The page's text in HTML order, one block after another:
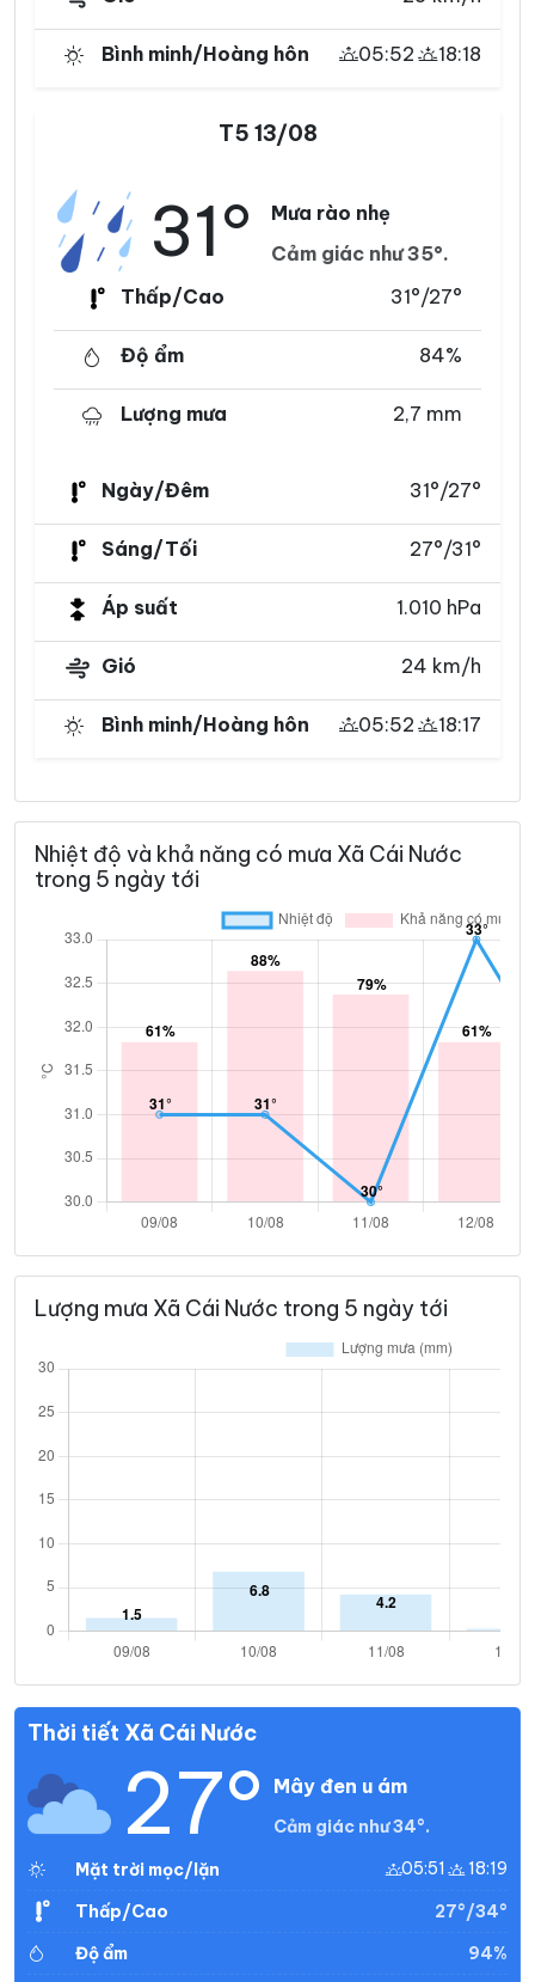
Bình minh/Hoàng hôn 05:52 18:18
T5 13/08
31°
Mưa rào nhẹ
Cảm giác như 35°.
Thấp/Cao
31°/27°
Độ ẩm 84%
Lượng mưa 2,7 mm
Ngày/Đêm 31°/27°
Sáng/Tối 27°/31°
Áp suất 1.010 hPa
Gió 24 km/h
Bình minh/Hoàng hôn 05:52 18:17
Nhiệt độ và khả năng có mưa Xã Cái Nước
trong 5 ngày tới
Lượng mưa Xã Cái Nước trong 5 ngày tới
Thời tiết Xã Cái Nước
27° Mây đen u ám
Cảm giác như 34°.
Mặt trời mọc/lặn
05:51 18:19
Thấp/Cao
27°/34°
Độ ẩm
94%